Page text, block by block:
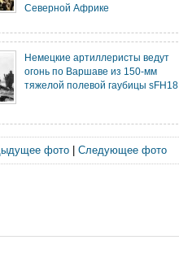
Северной Африке
Немецкие артиллеристы ведут
огонь по Варшаве из 150-мм
тяжелой полевой гаубицы sFH18
фото| Следующее фото